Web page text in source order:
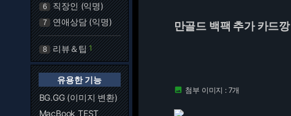
6 직장인 (익명)
7 연애상담 (익명)
8 리뷰＆팁 1
유용한 기능
BG.GG (이미지 변환)
MacBook TEST
만골드 백팩 추가 카드깡
 첨부 이미지 : 7개